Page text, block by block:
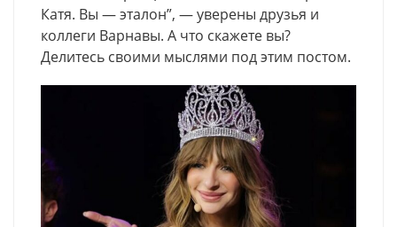
Катя. Вы — эталон”, — уверены друзья и
коллеги Варнавы. А что скажете вы?
Делитесь своими мыслями под этим постом.